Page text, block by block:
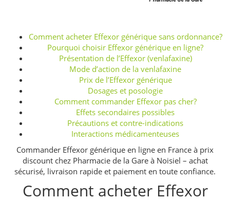
Comment acheter Effexor générique sans ordonnance?
Pourquoi choisir Effexor générique en ligne?
Présentation de l’Effexor (venlafaxine)
Mode d’action de la venlafaxine
Prix de l’Effexor générique
Dosages et posologie
Comment commander Effexor pas cher?
Effets secondaires possibles
Précautions et contre-indications
Interactions médicamenteuses
Commander Effexor générique en ligne en France à prix
discount chez Pharmacie de la Gare à Noisiel – achat
sécurisé, livraison rapide et paiement en toute confiance.
Comment acheter Effexor